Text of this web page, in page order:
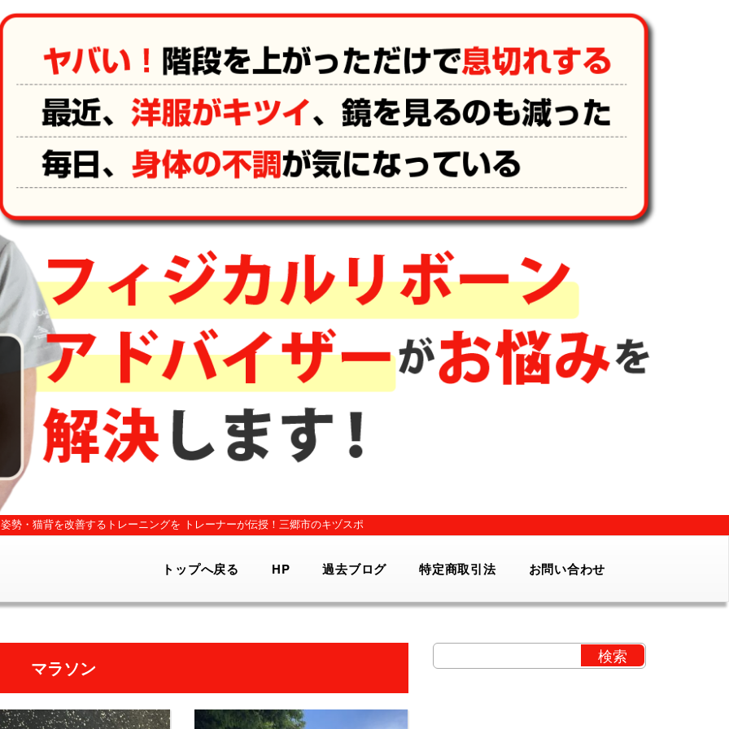
姿勢・猫背を改善するトレーニングを トレーナーが伝授！三郷市のキヅスポ
トップへ戻る HP 過去ブログ 特定商取引法 お問い合わせ
マラソン